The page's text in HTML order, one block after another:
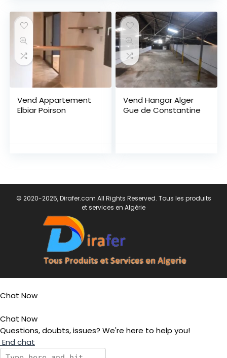
Vend Appartement
Elbiar Poirson
Vend Hangar Alger
Gue de Constantine
© 2020-2025, Dirafer.com All Rights Reserved. Tous les produits
et services en Algérie
Chat Now
Chat Now
Questions, doubts, issues? We're here to help you!
End chat